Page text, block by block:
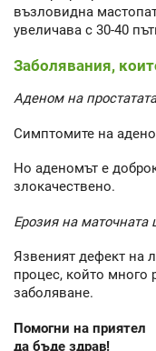
възловидна
увеличава с 30-40
Заболявания,
Аденом на простатата
Симптомите на
Но аденомът е
злокачествено.
Ерозия на маточната
Язвеният дефект на
процес, който много
заболяване.
Помогни на приятел
да бъде здрав!